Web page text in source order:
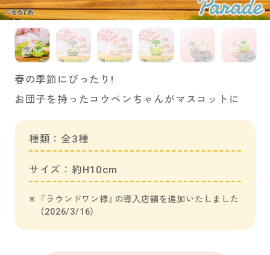
春の季節にぴったり!
お団子を持ったコウペンちゃんがマスコットに
種類：全3種
サイズ：約H10cm
『ラウンドワン様』の導入店舗を追加いたしました
（2026/3/16）